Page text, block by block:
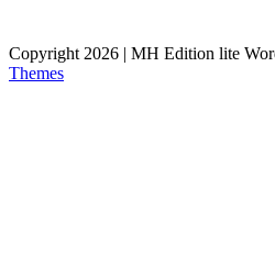
Copyright 2026 | MH Edition lite
Themes